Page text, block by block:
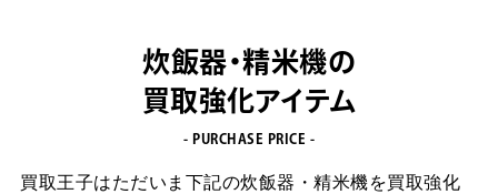
炊飯器・精米機の
買取強化アイテム
- PURCHASE PRICE -
買取王子はただいま下記の炊飯器・精米機を買取強化